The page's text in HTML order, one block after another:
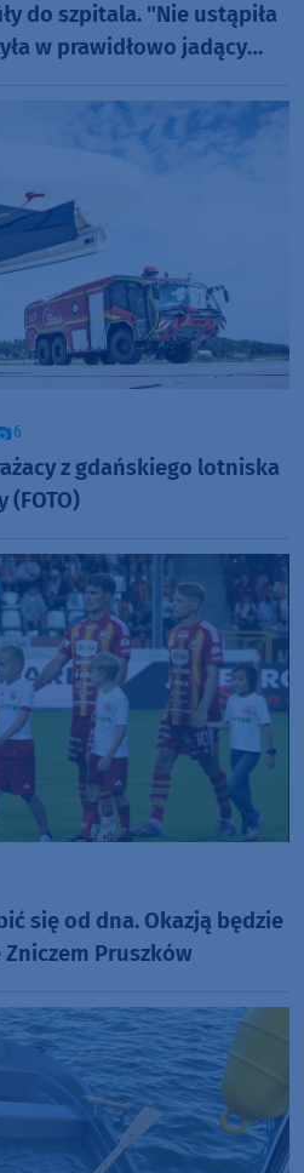
do szpitala. "Nie ustąpiła
w prawidłowo jadący
6
z gdańskiego lotniska
się od dna. Okazją będzie
Pruszków